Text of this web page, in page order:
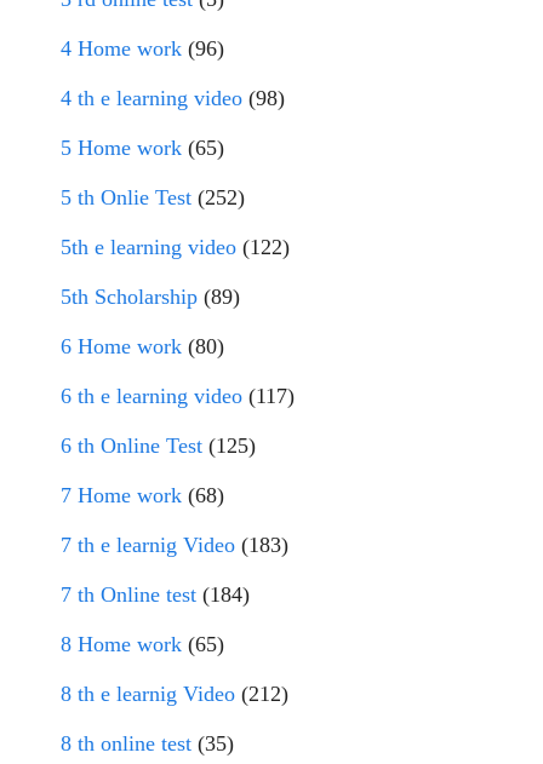
4 Home work (96)
4 th e learning video (98)
5 Home work (65)
5 th Onlie Test (252)
5th e learning video (122)
5th Scholarship (89)
6 Home work (80)
6 th e learning video (117)
6 th Online Test (125)
7 Home work (68)
7 th e learnig Video (183)
7 th Online test (184)
8 Home work (65)
8 th e learnig Video (212)
8 th online test (35)